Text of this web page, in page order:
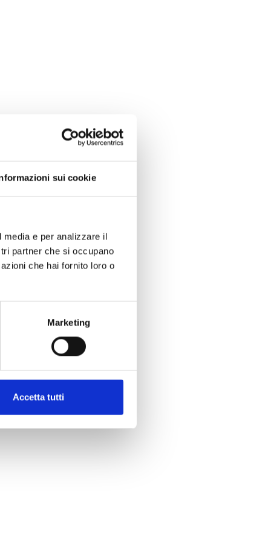
sui cookie
e per analizzare il
partner che si occupano
che hai fornito loro o
Marketing
Accetta tutti
No